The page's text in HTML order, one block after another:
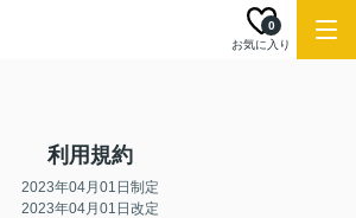
お気に入り
0
利用規約
2023年04月01日制定
2023年04月01日改定